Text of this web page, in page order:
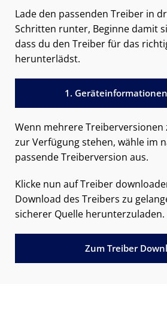
Lade den passenden Treiber in
Schritten runter, Beginne damit
dass du den Treiber für das
herunterlädst.
1.
Wenn mehrere Treiberversionen
zur Verfügung stehen, wähle im
passende Treiberversion aus.
Klicke nun auf Treiber
Download des Treibers zu
sicherer Quelle herunterzuladen.
Zum Treiber